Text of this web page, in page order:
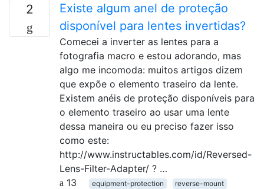
2
Existe algum anel de proteção
disponível para lentes invertidas?
Comecei a inverter as lentes para a
fotografia macro e estou adorando, mas
algo me incomoda: muitos artigos dizem
que expõe o elemento traseiro da lente.
Existem anéis de proteção disponíveis para
o elemento traseiro ao usar uma lente
dessa maneira ou eu preciso fazer isso
como este:
http://www.instructables.com/id/Reversed-
Lens-Filter-Adapter/ ? …
13
equipment-protection reverse-mount